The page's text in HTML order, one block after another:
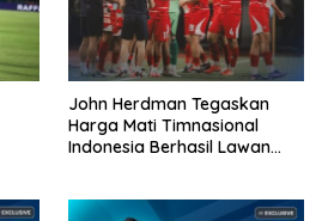
John Herdman Tegaskan
Harga Mati Timnasional
Indonesia Berhasil Lawan